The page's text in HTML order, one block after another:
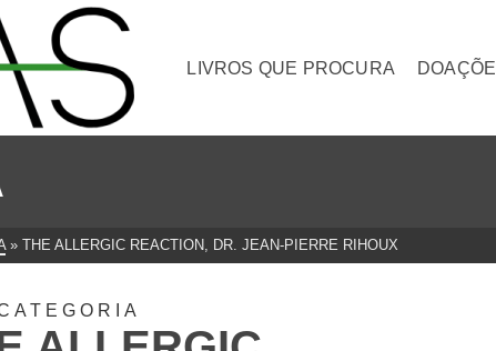
LIVROS QUE PROCURA
» THE ALLERGIC REACTION, DR. JEAN-PIERRE RIHOUX